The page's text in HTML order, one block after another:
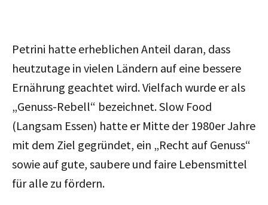
Petrini hatte erheblichen Anteil daran, dass
heutzutage in vielen Ländern auf eine bessere
Ernährung geachtet wird. Vielfach wurde er als
„Genuss-Rebell“ bezeichnet. Slow Food
(Langsam Essen) hatte er Mitte der 1980er Jahre
mit dem Ziel gegründet, ein „Recht auf Genuss“
sowie auf gute, saubere und faire Lebensmittel
für alle zu fördern.